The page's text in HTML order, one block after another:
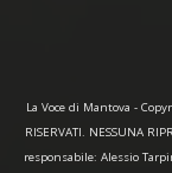
La Voce di Mantova -
RISERVATI. NESSUNA
responsabile: Alessio